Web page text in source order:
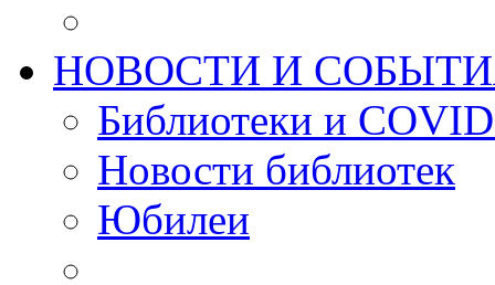
НОВОСТИ И
Библиотеки и
Новости библиотек
Юбилеи